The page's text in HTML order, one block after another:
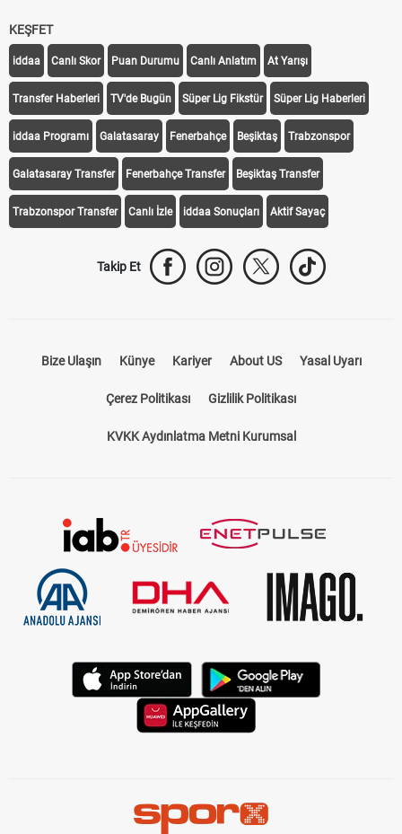
KEŞFET
iddaa Canlı Skor Puan Durumu Canlı Anlatım At Yarışı
Transfer Haberleri TV'de Bugün Süper Lig Fikstür Süper Lig Haberleri
iddaa Programı Galatasaray Fenerbahçe Beşiktaş Trabzonspor
Galatasaray Transfer Fenerbahçe Transfer Beşiktaş Transfer
Trabzonspor Transfer Canlı İzle iddaa Sonuçları Aktif Sayaç
Takip Et
Bize Ulaşın Künye Kariyer About US Yasal Uyarı
Çerez Politikası Gizlilik Politikası
KVKK Aydınlatma Metni Kurumsal